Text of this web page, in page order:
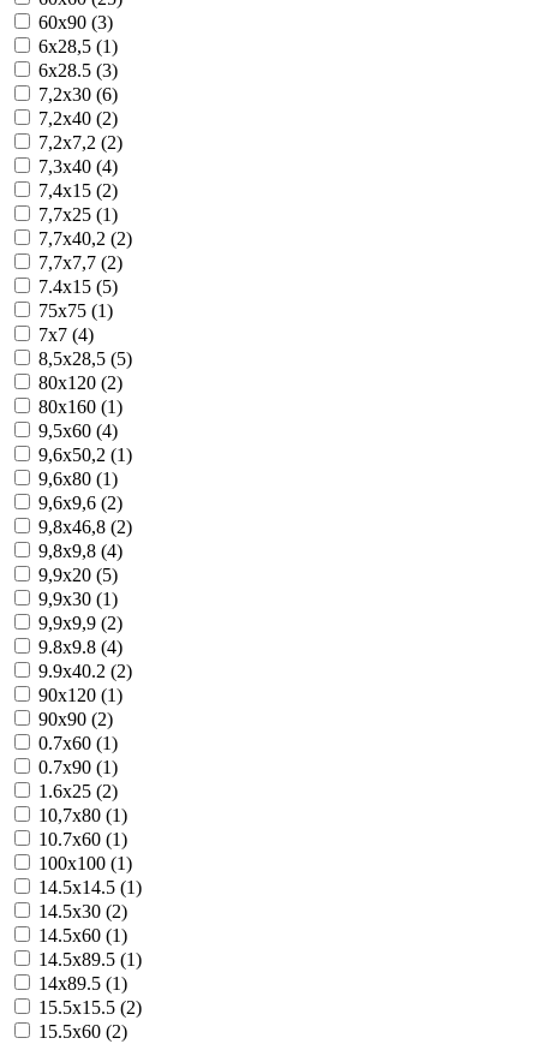
60x90 (3)
6x28,5 (1)
6x28.5 (3)
7,2x30 (6)
7,2x40 (2)
7,2x7,2 (2)
7,3x40 (4)
7,4x15 (2)
7,7x25 (1)
7,7x40,2 (2)
7,7x7,7 (2)
7.4x15 (5)
75x75 (1)
7x7 (4)
8,5x28,5 (5)
80x120 (2)
80x160 (1)
9,5x60 (4)
9,6x50,2 (1)
9,6x80 (1)
9,6x9,6 (2)
9,8x46,8 (2)
9,8x9,8 (4)
9,9x20 (5)
9,9x30 (1)
9,9x9,9 (2)
9.8x9.8 (4)
9.9x40.2 (2)
90x120 (1)
90x90 (2)
0.7x60 (1)
0.7x90 (1)
1.6x25 (2)
10,7x80 (1)
10.7x60 (1)
100x100 (1)
14.5x14.5 (1)
14.5x30 (2)
14.5x60 (1)
14.5x89.5 (1)
14x89.5 (1)
15.5x15.5 (2)
15.5x60 (2)